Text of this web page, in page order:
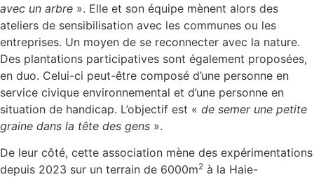
avec un arbre ». Elle et son équipe mènent alors des
ateliers de sensibilisation avec les communes ou les
entreprises. Un moyen de se reconnecter avec la nature.
Des plantations participatives sont également proposées,
en duo. Celui-ci peut-être composé d’une personne en
service civique environnemental et d’une personne en
situation de handicap. L’objectif est « de semer une petite
graine dans la tête des gens ».
De leur côté, cette association mène des expérimentations
depuis 2023 sur un terrain de 6000m2 à la Haie-